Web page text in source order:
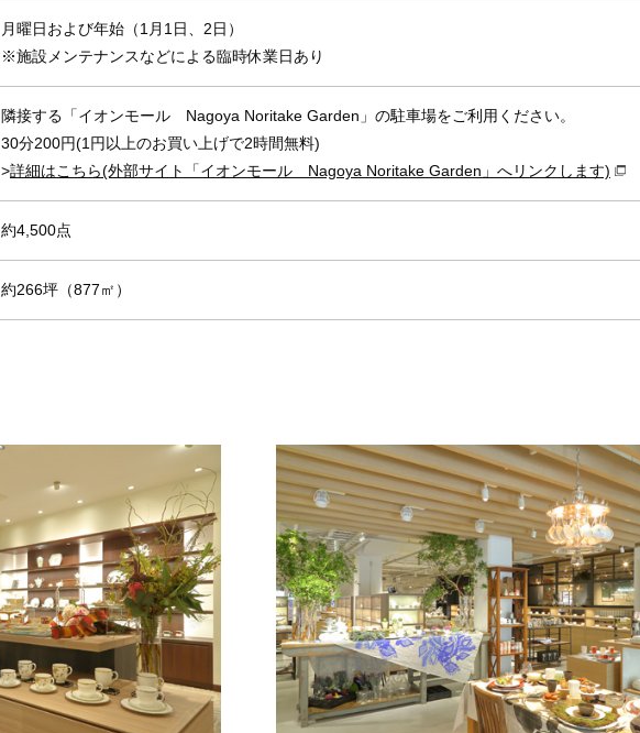
月曜日および年始（1月1日、2日）
※施設メンテナンスなどによる臨時休業日あり
隣接する「イオンモール Nagoya Noritake Garden」の駐車場をご利用ください。
30分200円(1円以上のお買い上げで2時間無料)
>詳細はこちら(外部サイト「イオンモール Nagoya Noritake Garden」へリンクします)
約4,500点
約266坪（877㎡）